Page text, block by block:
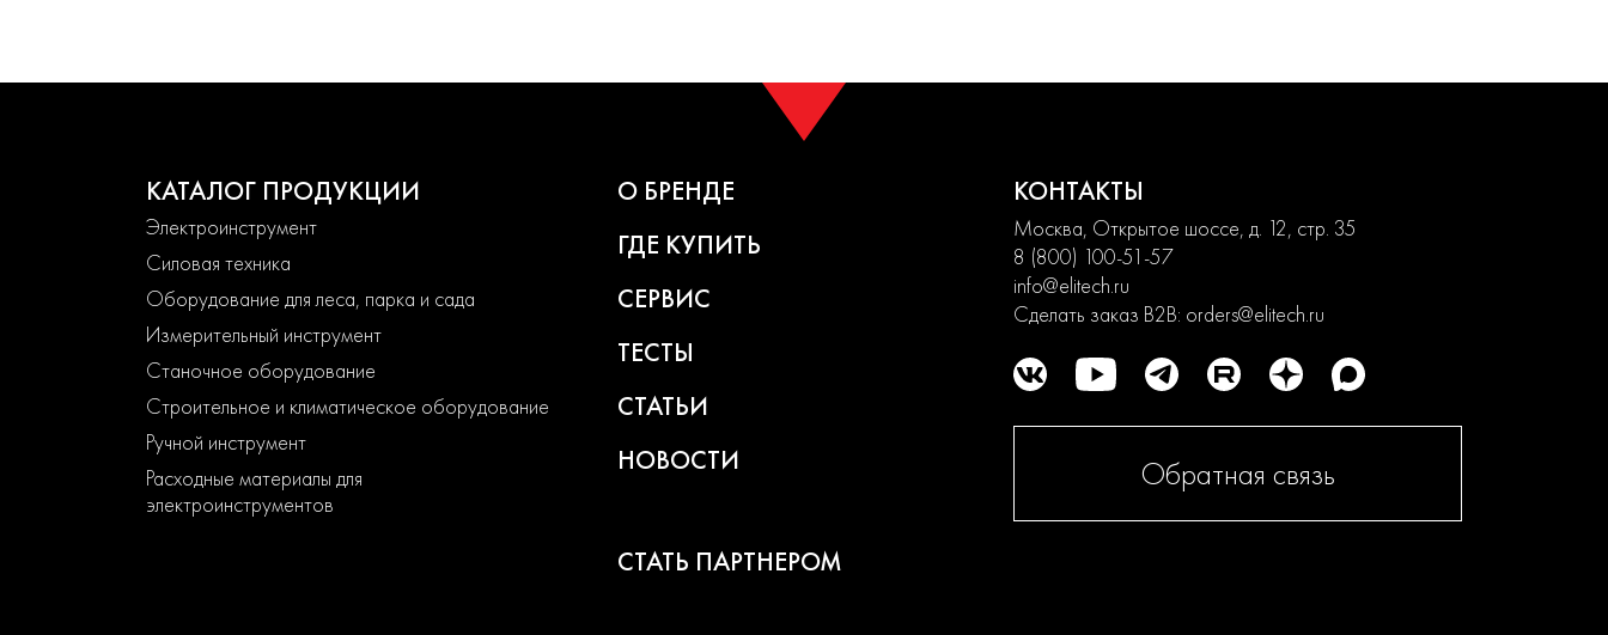
КАТАЛОГ ПРОДУКЦИИ
Электроинструмент
Силовая техника
Оборудование для леса, парка и сада
Измерительный инструмент
Станочное оборудование
Строительное и климатическое оборудование
Ручной инструмент
Расходные материалы для
электроинструментов
О БРЕНДЕ
ГДЕ КУПИТЬ
СЕРВИС
ТЕСТЫ
СТАТЬИ
НОВОСТИ
СТАТЬ ПАРТНЕРОМ
КОНТАКТЫ
Москва, Открытое шоссе, д. 12, стр. 35
8 (800) 100-51-57
info@elitech.ru
Сделать заказ B2B: orders@elitech.ru
Обратная связь